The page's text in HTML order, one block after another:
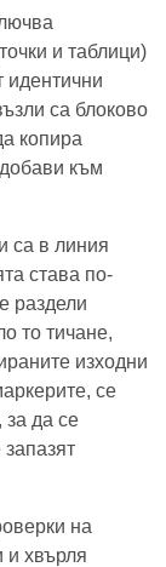
и таблици)
идентични
са блоково
копира
към
са в линия
става по-
раздели
то тичане,
изходни
се
за да се
на
и хвърля